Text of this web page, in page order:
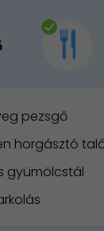
pezsgő
horgásztó
gyümölcstál